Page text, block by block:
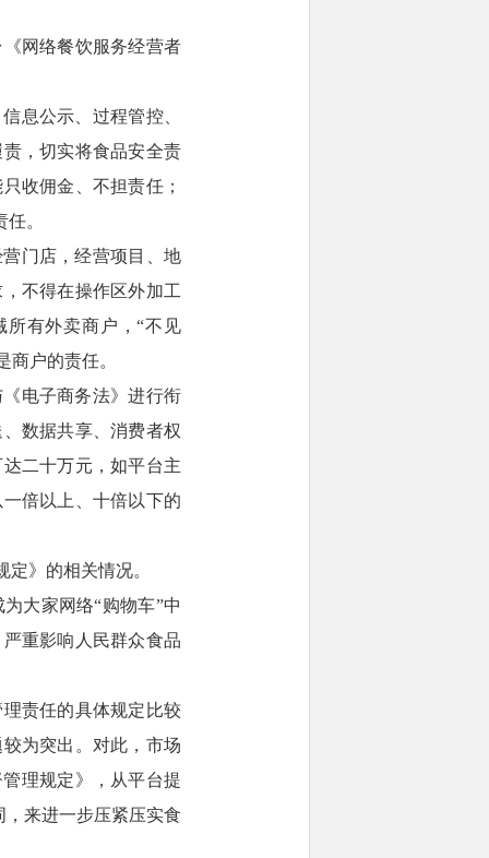
网络餐饮服务经营者
息公示、过程管控、
，切实将食品安全责
收佣金、不担责任；
。
门店，经营项目、地
不得在操作区外加工
有外卖商户，“不见
商户的责任。
电子商务法》进行衔
数据共享、消费者权
二十万元，如平台主
倍以上、十倍以下的
》的相关情况。
大家网络“购物车”中
重影响人民群众食品
责任的具体规定比较
为突出。对此，市场
理规定》，从平台提
，来进一步压紧压实食